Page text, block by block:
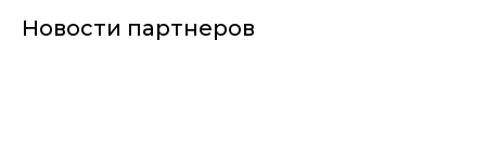
Новости партнеров